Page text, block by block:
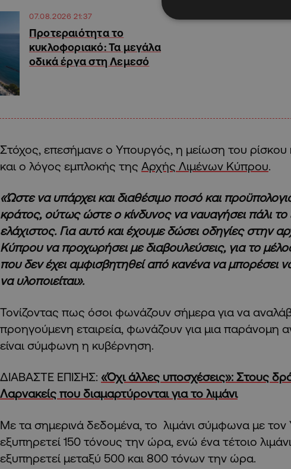
07.08.2026 21:37
Προτεραιότητα το
κυκλοφοριακό: Τα μεγάλα
οδικά έργα στη Λεμεσό
Στόχος, επεσήμανε ο Υπουργός, η μείωση του ρίσκου
και ο λόγος εμπλοκής της Αρχής Λιμένων Κύπρου.
«Ώστε να υπάρχει και διαθέσιμο ποσό και
κράτος, ούτως ώστε ο κίνδυνος να ναυαγήσει πάλι το
ελάχιστος. Για αυτό και έχουμε δώσει οδηγίες στην
Κύπρου να προχωρήσει με διαβουλεύσεις, για το
που δεν έχει αμφισβητηθεί από κανένα να μπορέσει
να υλοποιείται».
Τονίζοντας πως όσοι φωνάζουν σήμερα για να
προηγούμενη εταιρεία, φωνάζουν για μια παράνομη
είναι σύμφωνη η κυβέρνηση.
ΔΙΑΒΑΣΤΕ ΕΠΙΣΗΣ: «Όχι άλλες υποσχέσεις»: Στους
Λαρνακείς που διαμαρτύρονται για το λιμάνι
Με τα σημερινά δεδομένα, το λιμάνι σύμφωνα με τον
εξυπηρετεί 150 τόνους την ώρα, ενώ ένα τέτοιο
εξυπηρετεί μεταξύ 500 και 800 τόνων την ώρα.